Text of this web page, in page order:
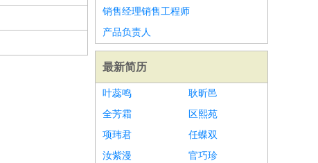
销售经理销售工程师
产品负责人
最新简历
叶蕊鸣
耿昕邑
全芳霜
区熙苑
项玮君
任蝶双
汝紫漫
官巧珍